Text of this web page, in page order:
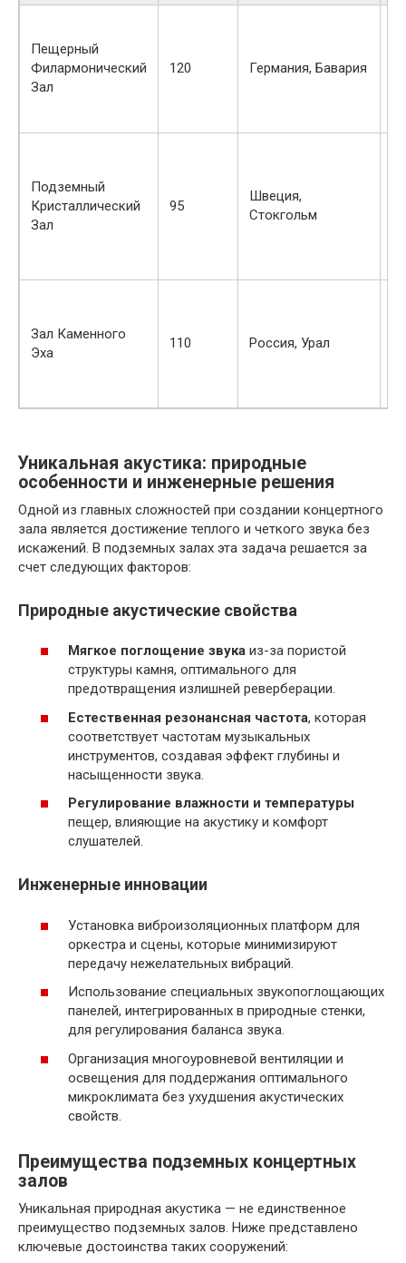
Пещерный
Филармонический
Зал
120 Германия, Бавария
Подземный
Кристаллический
Зал
95
Швеция,
Стокгольм
Зал Каменного
Эха
110 Россия, Урал
Уникальная акустика: природные
особенности и инженерные решения
Одной из главных сложностей при создании концертного
зала является достижение теплого и четкого звука без
искажений. В подземных залах эта задача решается за
счет следующих факторов:
Природные акустические свойства
Мягкое поглощение звука из-за пористой
структуры камня, оптимального для
предотвращения излишней реверберации.
Естественная резонансная частота, которая
соответствует частотам музыкальных
инструментов, создавая эффект глубины и
насыщенности звука.
Регулирование влажности и температуры
пещер, влияющие на акустику и комфорт
слушателей.
Инженерные инновации
Установка виброизоляционных платформ для
оркестра и сцены, которые минимизируют
передачу нежелательных вибраций.
Использование специальных звукопоглощающих
панелей, интегрированных в природные стенки,
для регулирования баланса звука.
Организация многоуровневой вентиляции и
освещения для поддержания оптимального
микроклимата без ухудшения акустических
свойств.
Преимущества подземных концертных
залов
Уникальная природная акустика — не единственное
преимущество подземных залов. Ниже представлено
ключевые достоинства таких сооружений: